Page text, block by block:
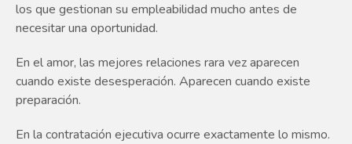
los que gestionan su empleabilidad mucho antes de
necesitar una oportunidad.
En el amor, las mejores relaciones rara vez aparecen
cuando existe desesperación. Aparecen cuando existe
preparación.
En la contratación ejecutiva ocurre exactamente lo mismo.